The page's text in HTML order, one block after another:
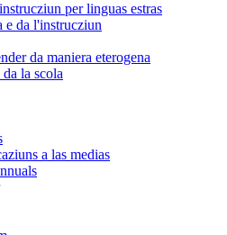
per linguas estras
e da l'instrucziun
da maniera eterogena
la scola
a las medias